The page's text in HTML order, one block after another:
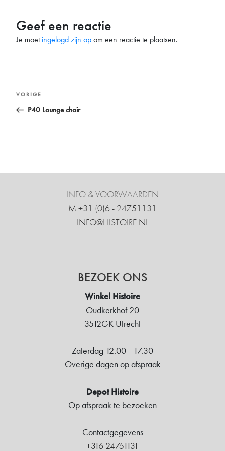
Geef een reactie
Je moetingelogd zijn opom een reactie te plaatsen.
Bericht
navigatie
Vorig
bericht
VORIGE
P40 Lounge chair
INFO & VOORWAARDEN
M +31 ‍(0)6 - 24751131
INFO@HISTOIRE.NL
BEZOEK ONS
Winkel Histoire
Oudkerkhof 20
3512GK Utrecht
Zaterdag 12.00 - 17.30
Overige dagen op afspraak
Depot Histoire
Op afspraak te bezoeken
Contactgegevens
+316 24751131